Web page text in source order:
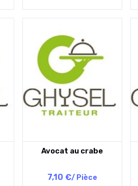
Avocat au crabe
7,10 €/ Pièce